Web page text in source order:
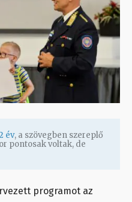
év, a szövegben szereplő
pontosak voltak, de
programot az